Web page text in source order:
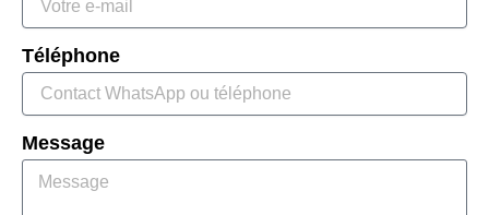
Téléphone
Message